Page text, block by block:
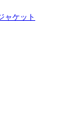
ャケット